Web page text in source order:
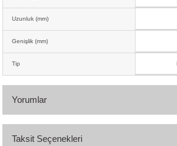
Uzunluk (mm)
Genişlik (mm)
Tip
Yorumlar
Taksit Seçenekleri